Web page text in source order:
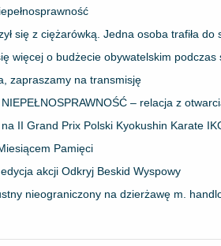
się z ciężarówką. Jedna osoba trafiła do
więcej o budżecie obywatelskim podczas
zapraszamy na transmisję
– relacja z
II Grand Prix Polski Kyokushin Karate
Pamięci
akcji Odkryj Beskid Wyspowy
nieograniczony na dzierżawę m.